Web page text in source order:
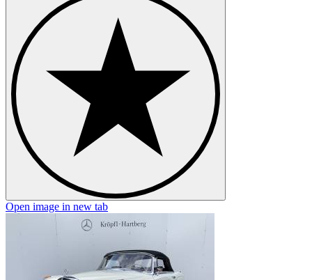
Open image in new tab